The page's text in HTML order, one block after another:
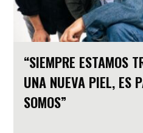
“SIEMPRE ESTAMOS
UNA NUEVA PIEL, ES
SOMOS”